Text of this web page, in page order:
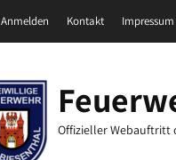
Header Top Menu
Anmelden Kontakt Impressum
Offizieller Webauftritt